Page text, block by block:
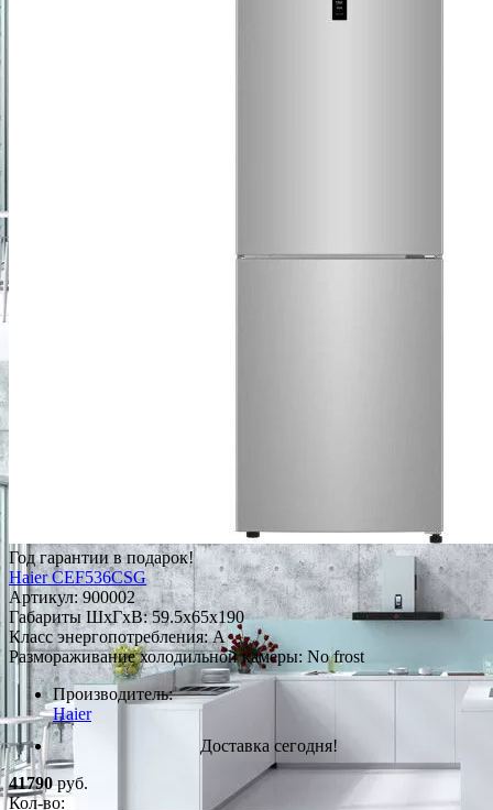
Год гарантии в подарок!
Haier CEF536CSG
Артикул:900002
Габариты ШxГxВ: 59.5x65x190
Класс энергопотребления: А
Размораживание холодильной камеры: No frost
Производитель:
Haier
Доставка сегодня!
41790руб.
Кол-во: